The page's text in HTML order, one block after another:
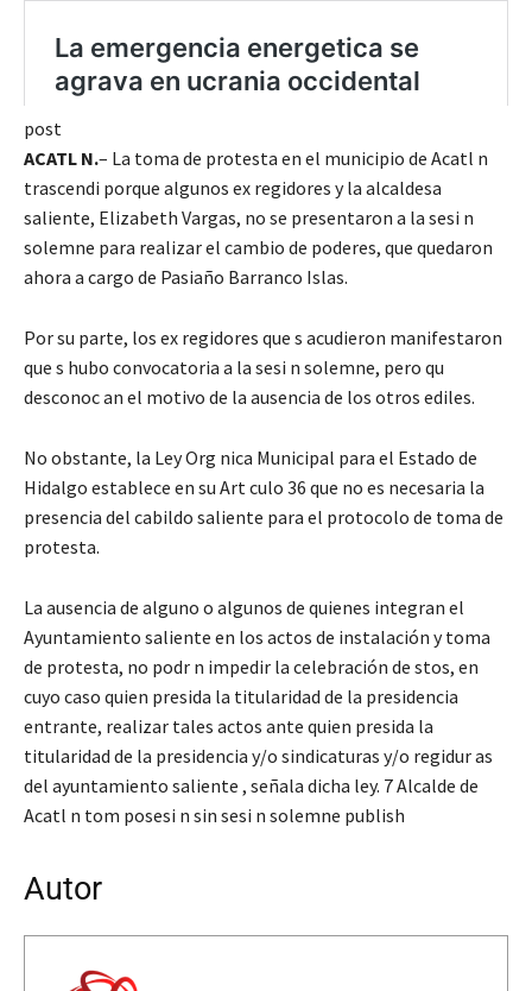
post
ACATL N.– La toma de protesta en el municipio de Acatl n
trascendi porque algunos ex regidores y la alcaldesa
saliente, Elizabeth Vargas, no se presentaron a la sesi n
solemne para realizar el cambio de poderes, que quedaron
ahora a cargo de Pasiaño Barranco Islas.
Por su parte, los ex regidores que s acudieron manifestaron
que s hubo convocatoria a la sesi n solemne, pero qu
desconoc an el motivo de la ausencia de los otros ediles.
No obstante, la Ley Org nica Municipal para el Estado de
Hidalgo establece en su Art culo 36 que no es necesaria la
presencia del cabildo saliente para el protocolo de toma de
protesta.
La ausencia de alguno o algunos de quienes integran el
Ayuntamiento saliente en los actos de instalación y toma
de protesta, no podr n impedir la celebración de stos, en
cuyo caso quien presida la titularidad de la presidencia
entrante, realizar tales actos ante quien presida la
titularidad de la presidencia y/o sindicaturas y/o regidur as
del ayuntamiento saliente , señala dicha ley. 7 Alcalde de
Acatl n tom posesi n sin sesi n solemne publish
Autor